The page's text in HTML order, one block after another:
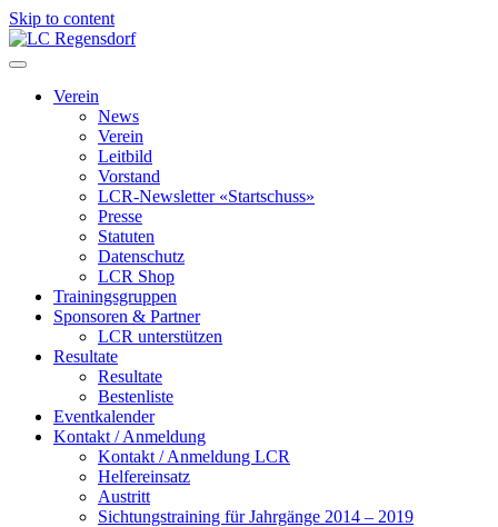
Skip to content
LC Regensdorf
Verein
News
Verein
Leitbild
Vorstand
LCR-Newsletter «Startschuss»
Presse
Statuten
Datenschutz
LCR Shop
Trainingsgruppen
Sponsoren & Partner
LCR unterstützen
Resultate
Resultate
Bestenliste
Eventkalender
Kontakt / Anmeldung
Kontakt / Anmeldung LCR
Helfereinsatz
Austritt
Sichtungstraining für Jahrgänge 2014 – 2019